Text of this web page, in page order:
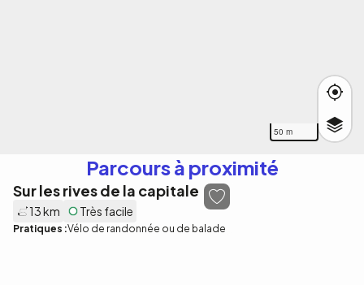
50 m
Parcours à proximité
Sur les rives de la capitale
13 km Très facile
Pratiques :Vélo de randonnée ou de balade